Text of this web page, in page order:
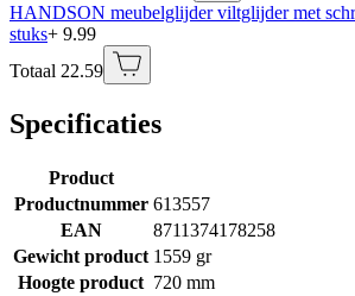
HANDSON meubelglijder viltglijder met
stuks+ 9.99
Totaal 22.59
Specificaties
Product
Productnummer 613557
EAN
8711374178258
Gewicht product 1559 gr
Hoogte product 720 mm